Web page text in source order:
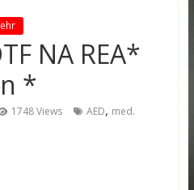
NA REA*
*
1748 Views AED, med.